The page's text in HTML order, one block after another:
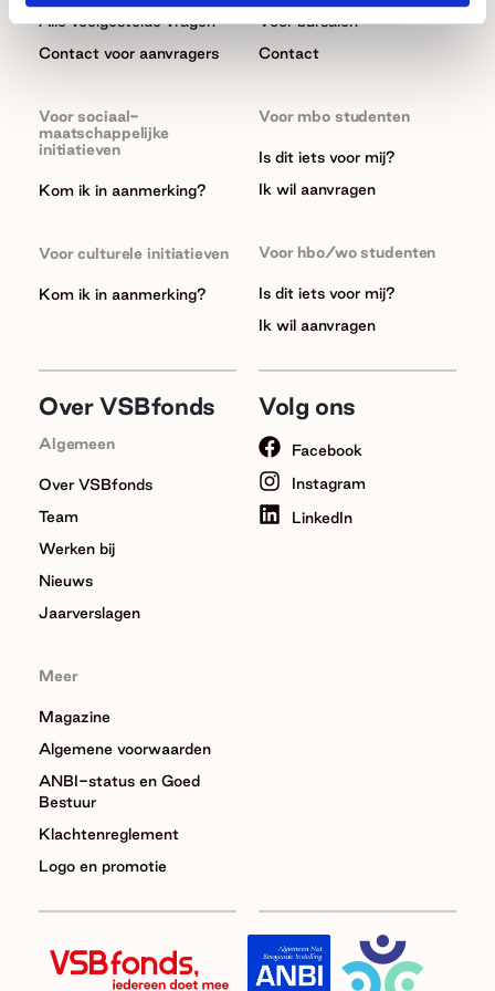
Alle veelgestelde vragen
Contact voor aanvragers
Voor sociaal-
maatschappelijke
initiatieven
Kom ik in aanmerking?
Voor culturele initiatieven
Kom ik in aanmerking?
Voor bursalen
Contact
Voor mbo studenten
Is dit iets voor mij?
Ik wil aanvragen
Voor hbo/wo studenten
Is dit iets voor mij?
Ik wil aanvragen
Over VSBfonds
Algemeen
Over VSBfonds
Team
Werken bij
Nieuws
Jaarverslagen
Meer
Magazine
Algemene voorwaarden
ANBI-status en Goed
Bestuur
Klachtenreglement
Logo en promotie
Volg ons
Facebook
Instagram
LinkedIn